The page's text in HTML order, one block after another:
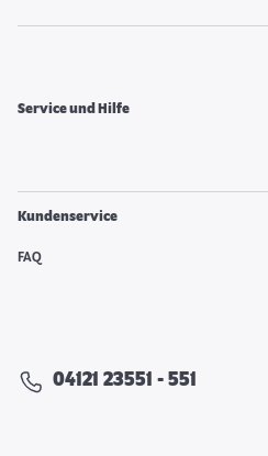
Service und Hilfe
Kundenservice
FAQ
04121 23551 - 551